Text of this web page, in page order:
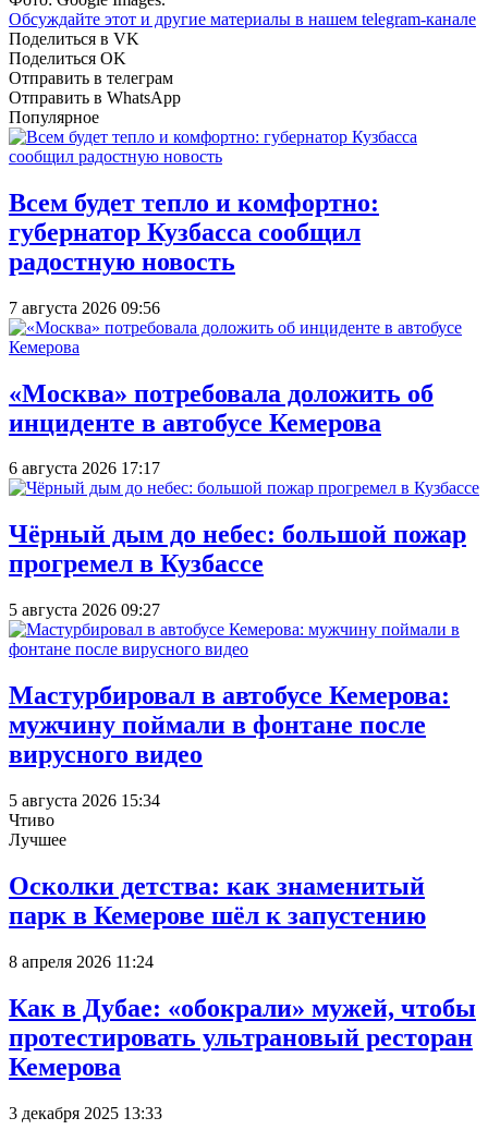
Обсуждайте этот и другие материалы в нашем telegram-канале
Поделиться в VK
Поделиться OK
Отправить в телеграм
Отправить в WhatsApp
Популярное
Всем будет тепло и комфортно:
губернатор Кузбасса сообщил
радостную новость
7 августа 2026 09:56
«Москва» потребовала доложить об
инциденте в автобусе Кемерова
6 августа 2026 17:17
Чёрный дым до небес: большой пожар
прогремел в Кузбассе
5 августа 2026 09:27
Мастурбировал в автобусе Кемерова:
мужчину поймали в фонтане после
вирусного видео
5 августа 2026 15:34
Чтиво
Лучшее
Осколки детства: как знаменитый
парк в Кемерове шёл к запустению
8 апреля 2026 11:24
Как в Дубае: «обокрали» мужей, чтобы
протестировать ультрановый ресторан
Кемерова
3 декабря 2025 13:33